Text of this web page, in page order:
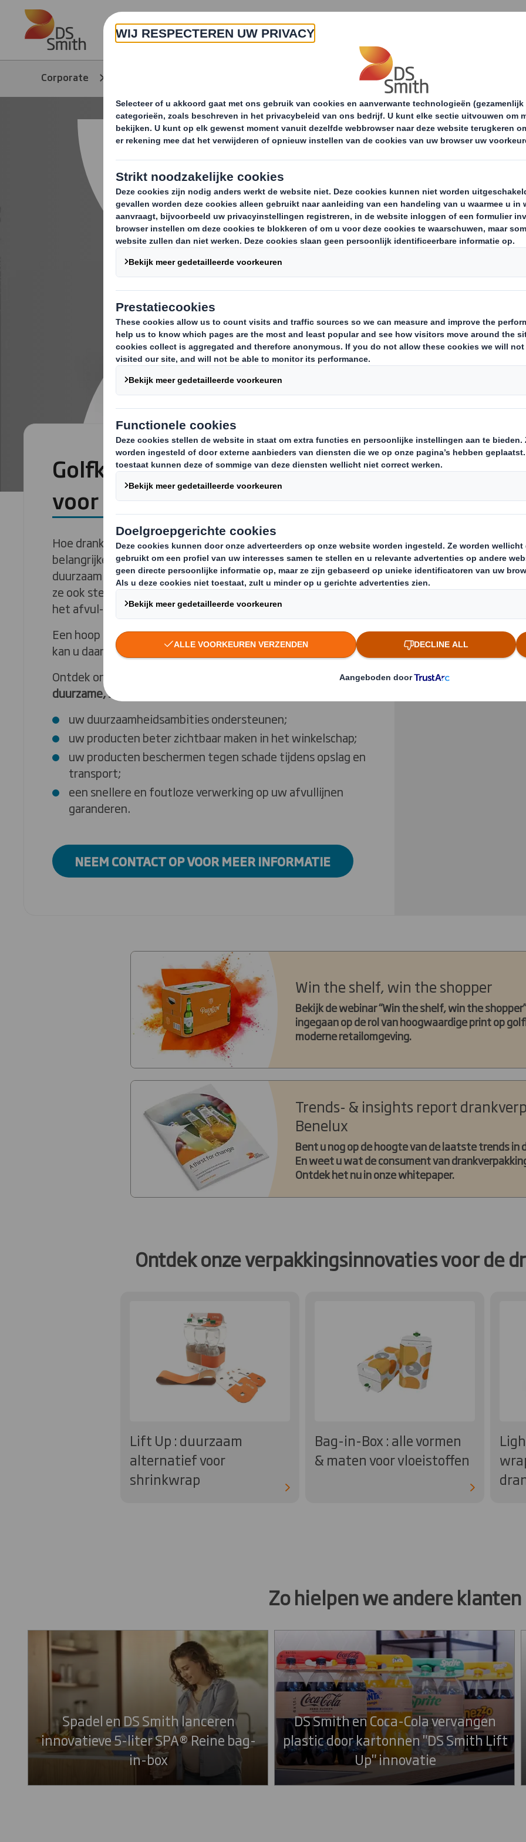
Skip to main content
Over ons Producten & Services
Corporate Retailverpakkingen
Golfkartonnen
foutloze
Golfkartonnen verpakkingen
voor de drankenindustrie
Hoe dranken worden verpakt en gepresenteerd is
belangrijker dan ooit. Zo moeten verpakkingen enerzijds
duurzaam zijn en opvallen in de winkelrekken. Anders moeten
ze ook stevigheid bieden en makkelijk te integreren zijn in
het afvul- en verpakkingsproces.
Een hoop factoren om rekening mee te houden dus. DS Smith
kan u daarbij helpen.
Ontdek onze mogelijkheden en creëer samen met ons
duurzame, stevige en bedrukte drankverpakkingen
uw duurzaamheidsambities ondersteunen;
uw producten beter zichtbaar maken in het winkelschap;
uw producten beschermen tegen schade tijdens opslag en
transport;
een snellere en foutloze verwerking op uw afvullijnen
garanderen.
NEEM CONTACT OP VOOR MEER INFORMATIE
Carousel. Use
Previous slide
Win the shelf, win the shopper
Bekijk de webinar “Win the shelf, win the
ingegaan op de rol van hoogwaardige print op
moderne retailomgeving.
Trends- & insights report
Benelux
Bent u nog op de hoogte van de laatste trends in
En weet u wat de consument van
Ontdek het nu in onze whitepaper.
Ontdek onze verpakkingsinnovaties voor de
Lift Up : duurzaam
alternatief voor
shrinkwrap
Bag-in-Box : alle vormen
& maten voor vloeistoffen
Zo hielpen we andere klanten
Spadel en DS Smith lanceren
innovatieve 5-liter SPA® Reine bag-
in-box
DS Smith en Coca-Cola vervangen
plastic door kartonnen "DS Smith Lift
Up" innovatie